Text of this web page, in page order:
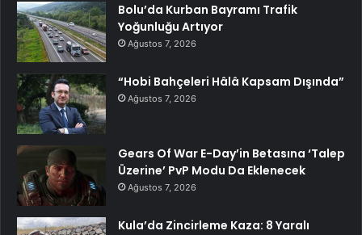
Bolu’da Kurban Bayramı Trafik
Yoğunluğu Artıyor
Ağustos 7, 2026
“Hobi Bahçeleri Hâlâ Kapsam Dışında”
Ağustos 7, 2026
Gears Of War E-Day’in Betasına ‘Talep
Üzerine’ PvP Modu Da Eklenecek
Ağustos 7, 2026
Kula’da Zincirleme Kaza: 8 Yaralı